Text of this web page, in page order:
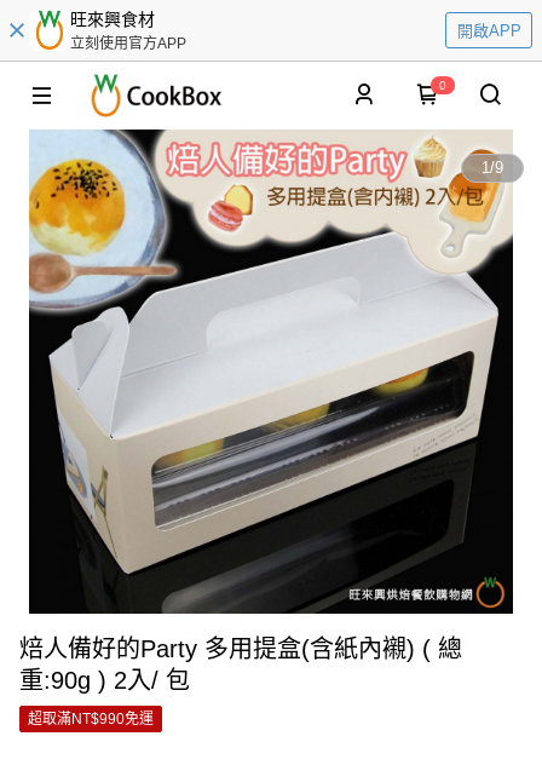
旺來興食材
立刻使用官方APP
開啟APP
0
1/9
焙人備好的Party 多用提盒(含紙內襯) ( 總
重:90g ) 2入/ 包
超取滿NT$990免運